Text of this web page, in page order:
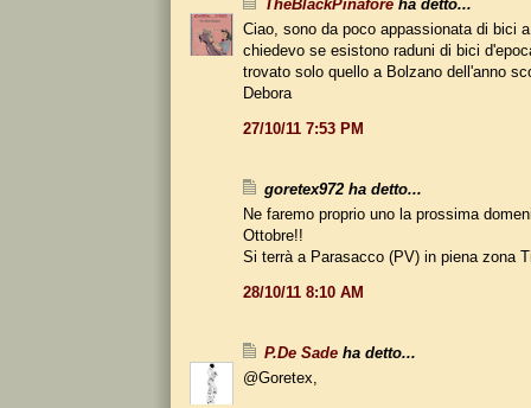
TheBlackPinafore ha detto...
Ciao, sono da poco appassionata di bici
chiedevo se esistono raduni di bici
trovato solo quello a Bolzano dell'anno
Debora
27/10/11 7:53 PM
goretex972 ha detto...
Ne faremo proprio uno la prossima
Ottobre!!
Si terrà a Parasacco (PV) in piena zona
28/10/11 8:10 AM
P.De Sade ha detto...
@Goretex,